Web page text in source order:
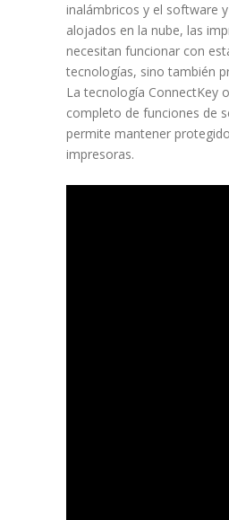
inalámbricos y el software
alojados en la nube, las
necesitan funcionar con
tecnologías, sino también
La tecnología ConnectKey
completo de funciones de
permite mantener
impresoras.